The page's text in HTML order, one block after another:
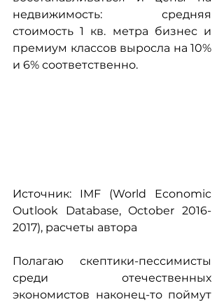
недвижимость: средняя
стоимость 1 кв. метра бизнес и
премиум классов выросла на 10%
и 6% соответственно.
Источник: IMF (World Economic
Outlook Database, October 2016-
2017), расчеты автора
Полагаю скептики-пессимисты
среди отечественных
экономистов наконец-то поймут